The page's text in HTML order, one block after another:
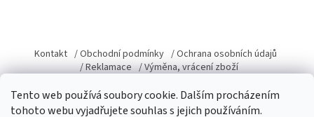
Tento web používá soubory cookie. Dalším procházením
tohoto webu vyjadřujete souhlas s jejich používáním.
p
a
Kontakt / Obchodní podmínky / Ochrana osobních údajů
/ Reklamace / Výměna, vrácení zboží